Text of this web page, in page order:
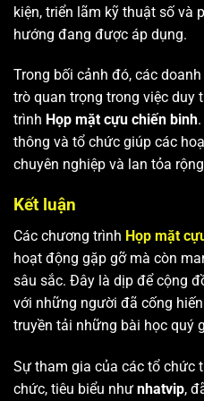
kiện, triển lãm kỹ thuật số và
hướng đang được áp dụng.
Trong bối cảnh đó, các
trò quan trọng trong việc duy
trình Họp mặt cựu chiến binh
thông và tổ chức giúp các
chuyên nghiệp và lan tỏa
Kết luận
Các chương trình Họp mặt
hoạt động gặp gỡ mà còn
sâu sắc. Đây là dịp để cộng
với những người đã cống
truyền tải những bài học quý
Sự tham gia của các tổ chức
chức, tiêu biểu như nhatvip,